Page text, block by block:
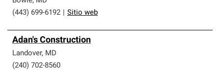
(443) 699-6192
Sitio web
Adan's Construction
Landover, MD
(240) 702-8560